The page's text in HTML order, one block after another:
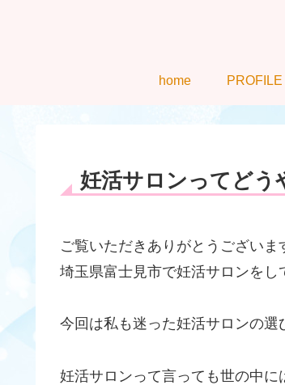
home PROFILE
妊活サロンってどう
ご覧いただきありがとうございま
埼玉県富士見市で妊活サロンを
今回は私も迷った妊活サロンの選
妊活サロンって言っても世の中に